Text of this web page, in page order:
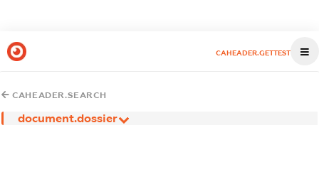
CAHEADER.GETTEST
CAHEADER.SEARCH
document.dossier